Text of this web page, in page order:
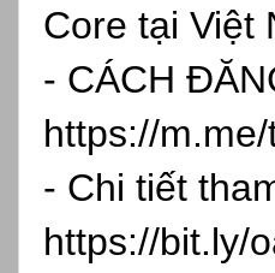
Core tại Việt
- CÁCH
https://
- Chi tiết
https://bit.ly/